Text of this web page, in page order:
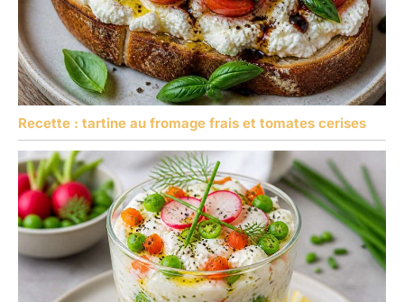
Recette : tartine au fromage frais et tomates cerises